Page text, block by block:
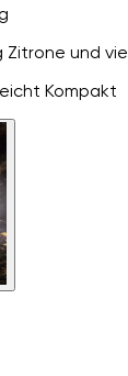
und
Kompakt